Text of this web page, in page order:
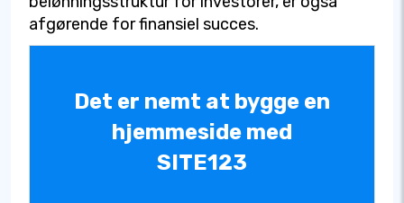
afgørende for finansiel succes.
Det er nemt at bygge en
hjemmeside med
SITE123